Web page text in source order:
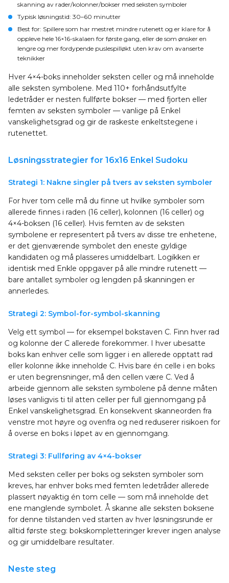
skanning av rader/kolonner/bokser med seksten symboler
Typisk løsningstid: 30–60 minutter
Best for: Spillere som har mestret mindre rutenett og er klare for å
oppleve hele 16×16-skalaen for første gang, eller de som ønsker en
lengre og mer fordypende puslespilløkt uten krav om avanserte
teknikker
Hver 4×4-boks inneholder seksten celler og må inneholde
alle seksten symbolene. Med 110+ forhåndsutfylte
ledetråder er nesten fullførte bokser — med fjorten eller
femten av seksten symboler — vanlige på Enkel
vanskelighetsgrad og gir de raskeste enkeltstegene i
rutenettet.
Løsningsstrategier for 16x16 Enkel Sudoku
Strategi 1: Nakne singler på tvers av seksten symboler
For hver tom celle må du finne ut hvilke symboler som
allerede finnes i raden (16 celler), kolonnen (16 celler) og
4×4-boksen (16 celler). Hvis femten av de seksten
symbolene er representert på tvers av disse tre enhetene,
er det gjenværende symbolet den eneste gyldige
kandidaten og må plasseres umiddelbart. Logikken er
identisk med Enkle oppgaver på alle mindre rutenett —
bare antallet symboler og lengden på skanningen er
annerledes.
Strategi 2: Symbol-for-symbol-skanning
Velg ett symbol — for eksempel bokstaven C. Finn hver rad
og kolonne der C allerede forekommer. I hver ubesatte
boks kan enhver celle som ligger i en allerede opptatt rad
eller kolonne ikke inneholde C. Hvis bare én celle i en boks
er uten begrensninger, må den cellen være C. Ved å
arbeide gjennom alle seksten symbolene på denne måten
løses vanligvis ti til atten celler per full gjennomgang på
Enkel vanskelighetsgrad. En konsekvent skanneorden fra
venstre mot høyre og ovenfra og ned reduserer risikoen for
å overse en boks i løpet av en gjennomgang.
Strategi 3: Fullføring av 4×4-bokser
Med seksten celler per boks og seksten symboler som
kreves, har enhver boks med femten ledetråder allerede
plassert nøyaktig én tom celle — som må inneholde det
ene manglende symbolet. Å skanne alle seksten boksene
for denne tilstanden ved starten av hver løsningsrunde er
alltid første steg: bokskompletteringer krever ingen analyse
og gir umiddelbare resultater.
Neste steg